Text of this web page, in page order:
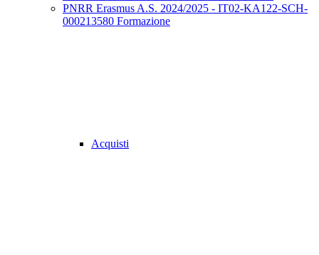
PNRR Erasmus A.S. 2024/2025 - IT02-KA122-SCH-
000213580 Formazione
Acquisti